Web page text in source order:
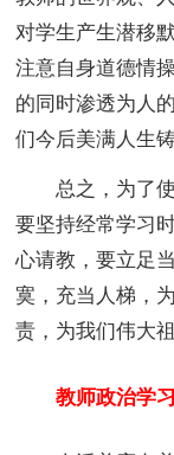
对学生产生潜移
注意自身道德情
的同时渗透为人
们今后美满人生
总之，为了使
要坚持经常学习
心请教，要立足
寞，充当人梯，
责，为我们伟大
教师政治学习